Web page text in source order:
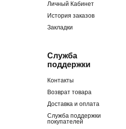
Личный Кабинет
История заказов
Закладки
Служба
поддержки
Контакты
Возврат товара
Доставка и оплата
Служба поддержки
покупателей